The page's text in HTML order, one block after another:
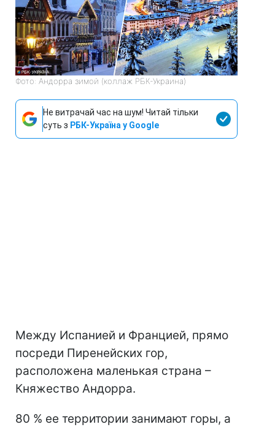
Фото: Андорра зимой (коллаж РБК-Украина)
Не витрачай час на шум! Читай тільки
суть з РБК-Україна у Google
Между Испанией и Францией, прямо
посреди Пиренейских гор,
расположена маленькая страна –
Княжество Андорра.
80 % ее территории занимают горы, а